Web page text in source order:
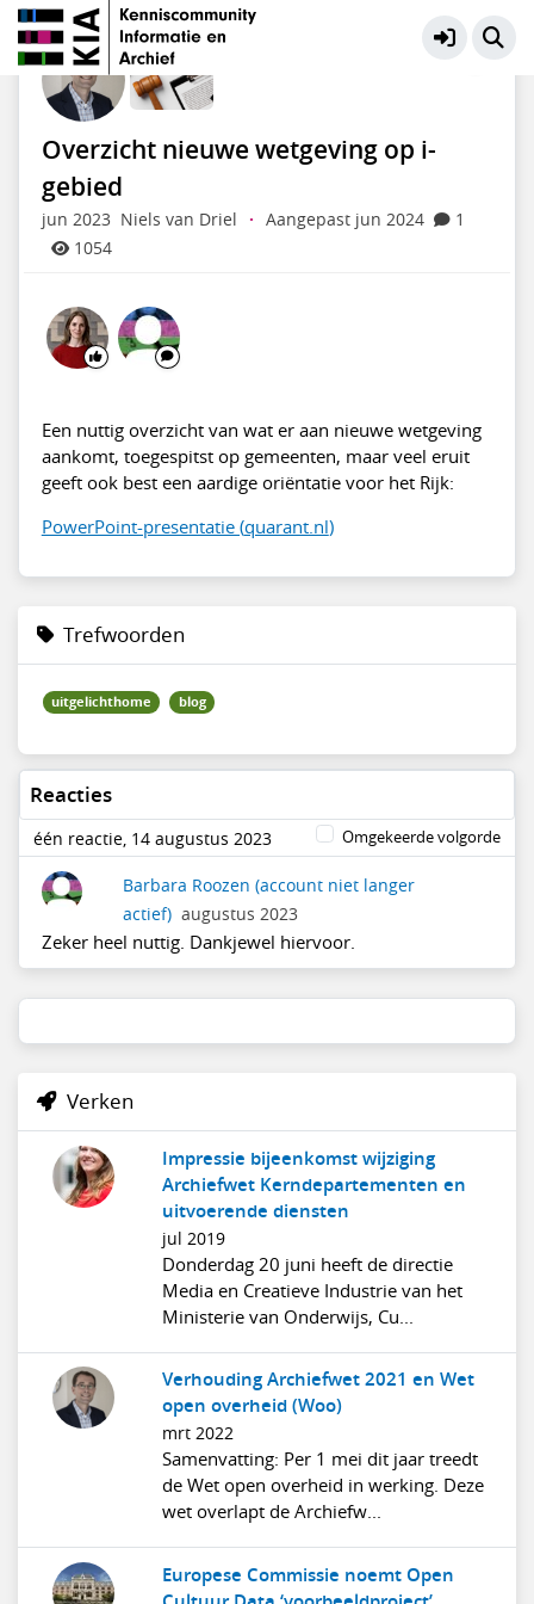
Wet- en regelgeving
Overzicht nieuwe wetgeving op i-
gebied
jun 2023 Niels van Driel · Aangepast jun 2024
1
1054
Een nuttig overzicht van wat er aan nieuwe wetgeving
aankomt, toegespitst op gemeenten, maar veel eruit
geeft ook best een aardige oriëntatie voor het Rijk:
PowerPoint-presentatie (quarant.nl)
Trefwoorden
uitgelichthome blog
Reacties
één reactie, 14 augustus 2023 Omgekeerde volgorde
Barbara Roozen (account niet langer
actief) augustus 2023
Zeker heel nuttig. Dankjewel hiervoor.
Verken
Impressie bijeenkomst wijziging
Archiefwet Kerndepartementen en
uitvoerende diensten
jul 2019
Donderdag 20 juni heeft de directie
Media en Creatieve Industrie van het
Ministerie van Onderwijs, Cu...
Verhouding Archiefwet 2021 en Wet
open overheid (Woo)
mrt 2022
Samenvatting: Per 1 mei dit jaar treedt
de Wet open overheid in werking. Deze
wet overlapt de Archiefw...
Europese Commissie noemt Open